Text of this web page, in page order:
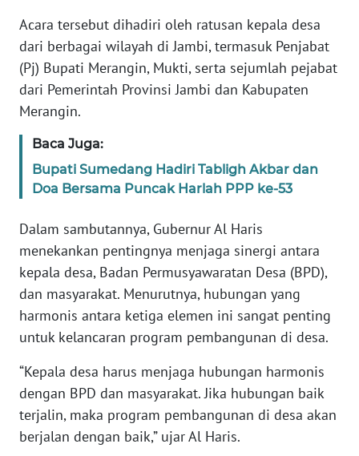
Acara tersebut dihadiri oleh ratusan kepala desa
dari berbagai wilayah di Jambi, termasuk Penjabat
(Pj) Bupati Merangin, Mukti, serta sejumlah pejabat
dari Pemerintah Provinsi Jambi dan Kabupaten
Merangin.
Baca Juga:
Bupati Sumedang Hadiri Tabligh Akbar dan
Doa Bersama Puncak Harlah PPP ke-53
Dalam sambutannya, Gubernur Al Haris
menekankan pentingnya menjaga sinergi antara
kepala desa, Badan Permusyawaratan Desa (BPD),
dan masyarakat. Menurutnya, hubungan yang
harmonis antara ketiga elemen ini sangat penting
untuk kelancaran program pembangunan di desa.
“Kepala desa harus menjaga hubungan harmonis
dengan BPD dan masyarakat. Jika hubungan baik
terjalin, maka program pembangunan di desa akan
berjalan dengan baik,” ujar Al Haris.
DISCLAIMER
Wahana
News
Regional
SUMUT
WN
WN
JABAR
WN
WN
KEPRI